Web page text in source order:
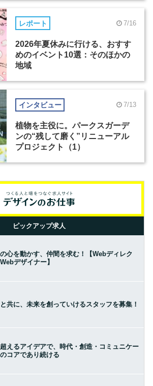
レポート 7/16
2026年夏休みに行ける、おすす
めのイベント10選：そのほかの
地域
インタビュー 7/13
植物を主役に。パークスガーデ
ンの“残して磨く”リニューアル
プロジェクト（1）
ピックアップ求人
心を動かす、仲間を求む！【Webディレク
デザイナー】
共に、未来を創っていけるスタッフを募集！
えるアイデアで、時代・創造・コミュニケー
コアであり続ける